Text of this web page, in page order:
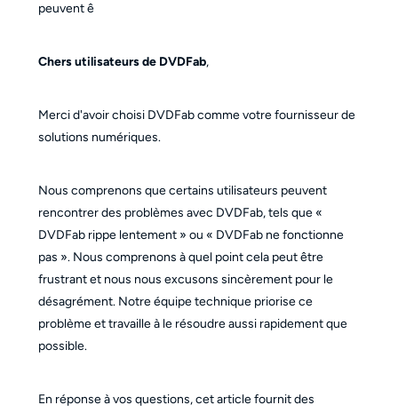
peuvent ê
Chers utilisateurs de DVDFab,
Merci d'avoir choisi DVDFab comme votre fournisseur de
solutions numériques.
Nous comprenons que certains utilisateurs peuvent
rencontrer des problèmes avec DVDFab, tels que «
DVDFab rippe lentement » ou « DVDFab ne fonctionne
pas ». Nous comprenons à quel point cela peut être
frustrant et nous nous excusons sincèrement pour le
désagrément. Notre équipe technique priorise ce
problème et travaille à le résoudre aussi rapidement que
possible.
En réponse à vos questions, cet article fournit des